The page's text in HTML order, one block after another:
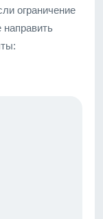
ограничение